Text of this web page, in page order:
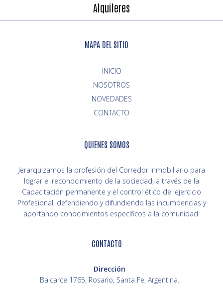
Alquileres
MAPA DEL SITIO
INICIO
NOVEDADES
CONTACTO
QUIENES SOMOS
Jerarquizamos la profesión del Corredor Inmobiliario para
lograr el reconocimiento de la sociedad, a través de la
Capacitación permanente y el control ético del ejercicio
Profesional, defendiendo y difundiendo las incumbencias y
aportando conocimientos específicos a la comunidad.
CONTACTO
Dirección
Balcarce 1765, Rosario, Santa Fe, Argentina.